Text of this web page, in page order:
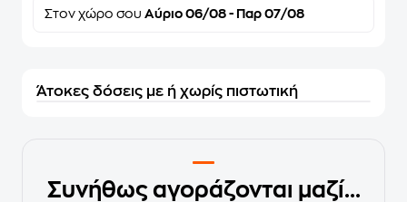
Στον χώρο σου Αύριο 06/08 - Παρ 07/08
Άτοκες δόσεις με ή χωρίς πιστωτική
Συνήθως αγοράζονται μαζί...